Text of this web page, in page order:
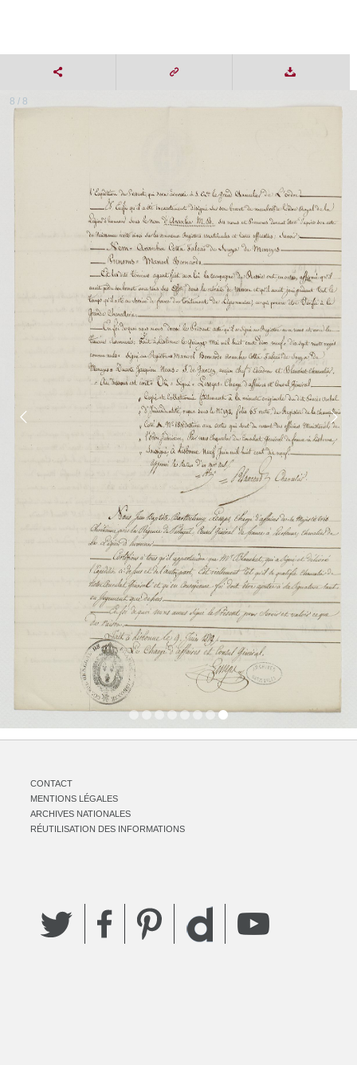
8 / 8
CONTACT
MENTIONS LÉGALES
ARCHIVES NATIONALES
RÉUTILISATION DES INFORMATIONS